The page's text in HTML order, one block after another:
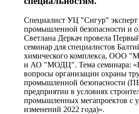
Специалист УЦ "Сигур" эксперт
промышленной безопасности и
Светлана Деркач провела
семинар для специалистов
химического комплекса, ООО
и АО "МОДЦ". Тема семинара:
вопросы организации охраны
промышленной безопасности
предприятии в условиях
промышленных мегапроектов с
изменений 2022 года)».